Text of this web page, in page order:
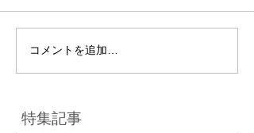
コメントを追加…
特集記事